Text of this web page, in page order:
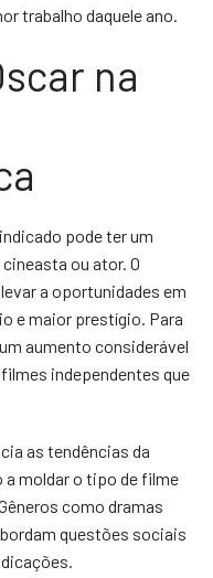
trabalho daquele ano.
na
pode ter um
ou ator. O
a oportunidades em
e maior prestígio. Para
aumento considerável
independentes que
as tendências da
moldar o tipo de filme
como dramas
questões sociais